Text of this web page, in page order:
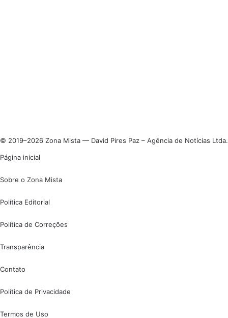
© 2019–2026 Zona Mista — David Pires Paz – Agência de Notícias Ltda.
Página inicial
Sobre o Zona Mista
Política Editorial
Política de Correções
Transparência
Contato
Política de Privacidade
Termos de Uso